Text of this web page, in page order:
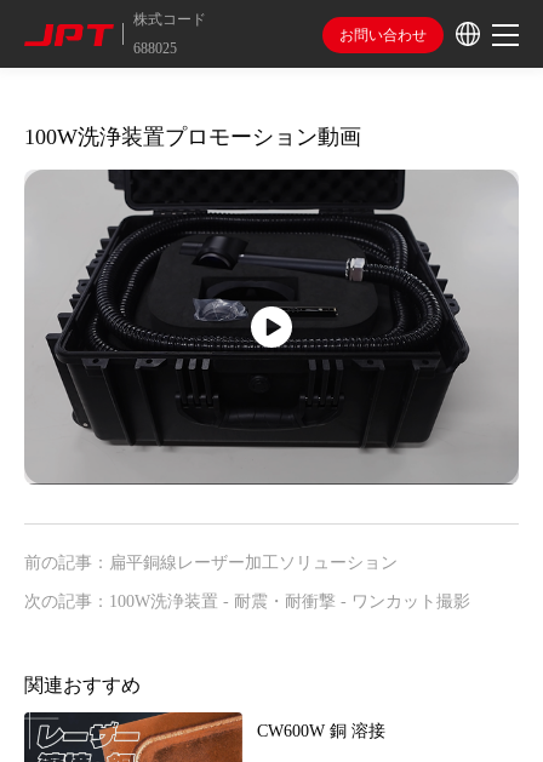
株式コード
688025
お問い合わせ
100W洗浄装置プロモーション動画
前の記事：扁平銅線レーザー加工ソリューション
次の記事：100W洗浄装置 - 耐震・耐衝撃 - ワンカット撮影
関連おすすめ
CW600W 銅 溶接